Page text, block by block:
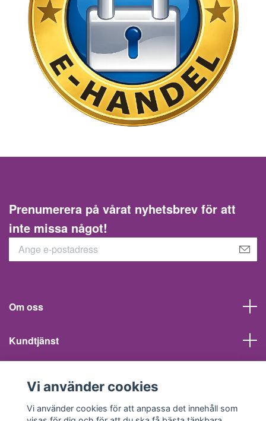
Prenumerera på vårat nyhetsbrev för att
inte missa något!
Om oss
Kundtjänst
Sociala medier
Vi använder cookies
Vi använder cookies för att anpassa det innehåll som